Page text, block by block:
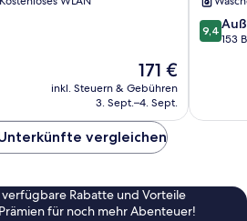
Der
Preis
beträgt
171 €
inkl. Steuern & Gebühren
3. Sept.–4. Sept.
von
Alicante
9.4
von
9,4
153
vergleichen
Rabatte und Vorteile
für noch mehr Abenteuer!